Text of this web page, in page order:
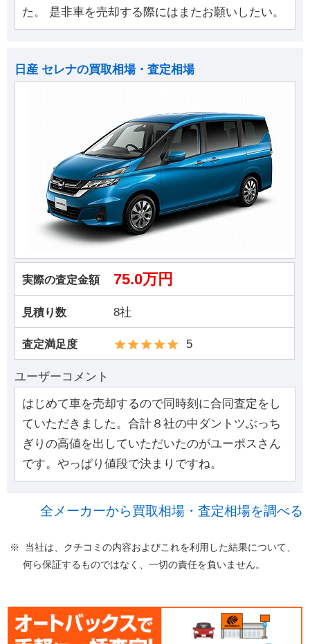
た。 是非車を売却する際にはまたお願いしたい。
日産 セレナの買取相場・査定相場
実際の査定金額 75.0万円
見積り数 8社
査定満足度 5
ユーザーコメント
はじめて車を売却するので同時刻に合同査定をし
ていただきました。合計８社の中ダントツぶっち
ぎりの高値を出していただいたのがユーポスさん
です。やっぱり値段で決まりですね。
全メーカーから買取相場・査定相場を調べる
※ 当社は、クチコミの内容およびこれを利用した結果について、
何ら保証するものではなく、一切の責任を負いません。